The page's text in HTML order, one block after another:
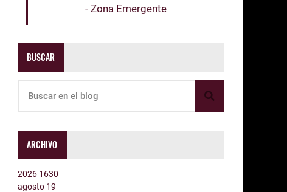
- Zona Emergente
BUSCAR
ARCHIVO
2026 1630
agosto 19